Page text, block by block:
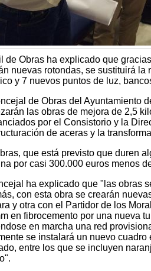
de Obras ha explicado que
nuevas rotondas, se sustituirá
y 7 nuevos puntos de luz,
de Obras del Ayuntamiento
las obras de mejora de 2,5
por el Consistorio y la
de aceras y la
que está previsto que duren
por casi 300.000 euros menos
ha explicado que "las obras
con esta obra se crearán
y otra con el Partidor de los
en fibrocemento por una nueva
en marcha una red
se instalará un nuevo
entre los que se incluyen